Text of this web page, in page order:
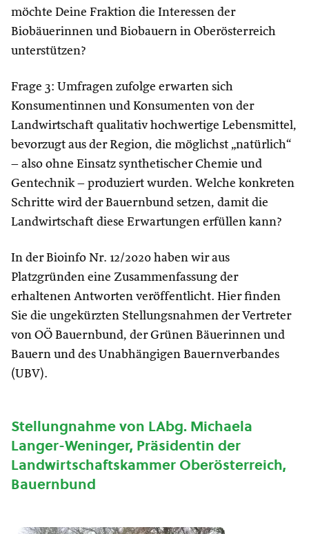
möchte Deine Fraktion die Interessen der
Biobäuerinnen und Biobauern in Oberösterreich
unterstützen?
Frage 3: Umfragen zufolge erwarten sich
Konsumentinnen und Konsumenten von der
Landwirtschaft qualitativ hochwertige Lebensmittel,
bevorzugt aus der Region, die möglichst „natürlich“
– also ohne Einsatz synthetischer Chemie und
Gentechnik – produziert wurden. Welche konkreten
Schritte wird der Bauernbund setzen, damit die
Landwirtschaft diese Erwartungen erfüllen kann?
In der Bioinfo Nr. 12/2020 haben wir aus
Platzgründen eine Zusammenfassung der
erhaltenen Antworten veröffentlicht. Hier finden
Sie die ungekürzten Stellungsnahmen der Vertreter
von OÖ Bauernbund, der Grünen Bäuerinnen und
Bauern und des Unabhängigen Bauernverbandes
(UBV).
Stellungnahme von LAbg. Michaela
Langer-Weninger, Präsidentin der
Landwirtschaftskammer Oberösterreich,
Bauernbund